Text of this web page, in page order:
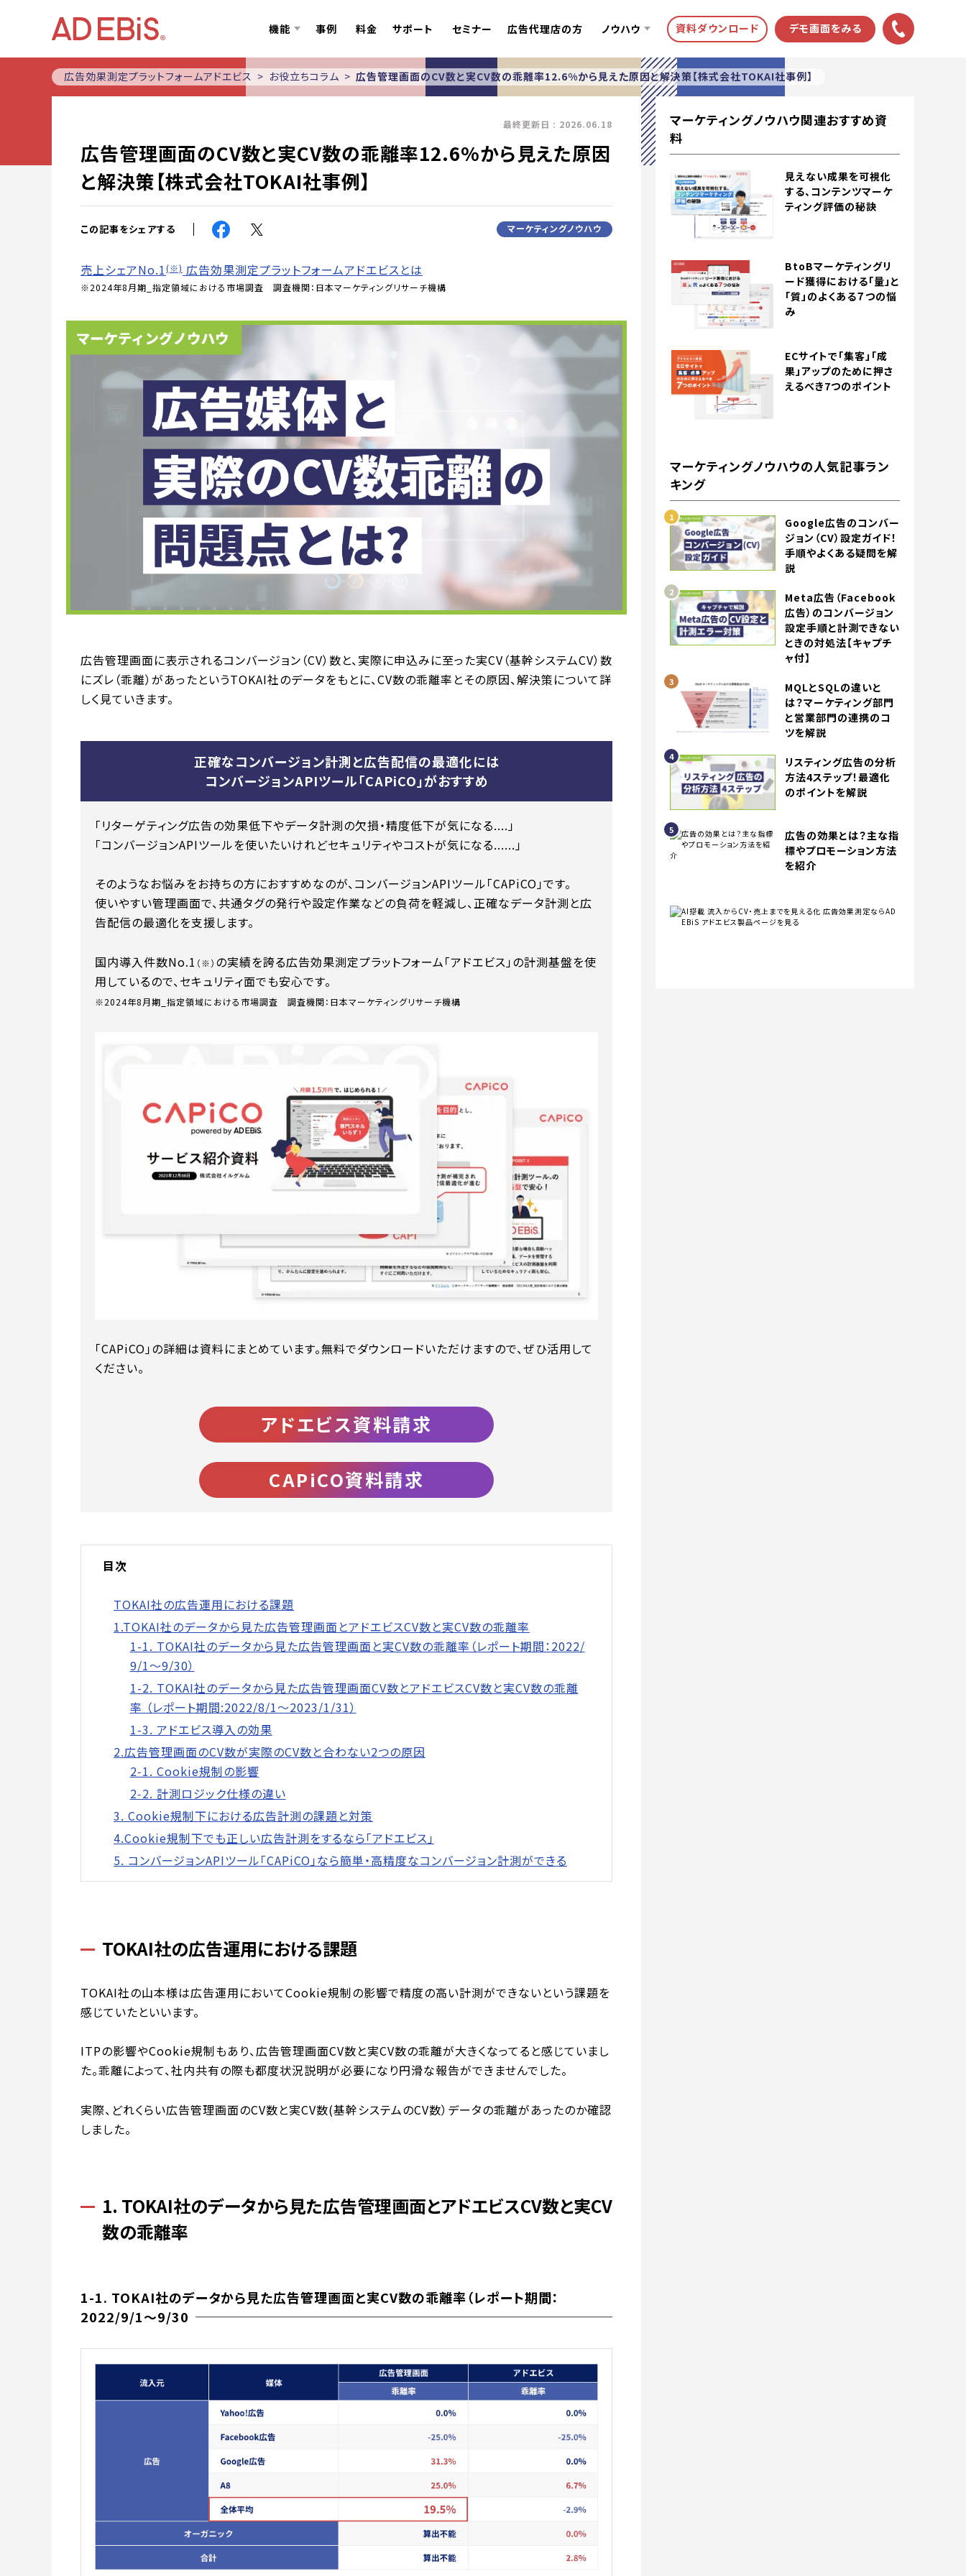
機能 事例 料金 サポート セミナー 広告代理店の方 ノウハウ 資料ダウンロード デモ画面をみる
広告効果測定プラットフォームアドエビス お役立ちコラム 広告管理画面のCV数と実CV数の乖離率12.6%から見えた原因と解決策【株式会社TOKAI社事例】
最終更新日 : 2026.06.18
広告管理画面のCV数と実CV数の乖離率12.6%から見えた原因
と解決策【株式会社TOKAI社事例】
この記事をシェアする マーケティングノウハウ
売上シェアNo.1(※) 広告効果測定プラットフォームアドエビスとは
※2024年8月期_指定領域における市場調査 調査機関：日本マーケティングリサーチ機構
広告管理画面に表示されるコンバージョン（CV）数と、実際に申込みに至った実CV（基幹システムCV）数
にズレ（乖離）があったというTOKAI社のデータをもとに、CV数の乖離率とその原因、解決策について詳
しく見ていきます。
正確なコンバージョン計測と広告配信の最適化には
コンバージョンAPIツール「CAPiCO」がおすすめ
「リターゲティング広告の効果低下やデータ計測の欠損・精度低下が気になる....」
「コンバージョンAPIツールを使いたいけれどセキュリティやコストが気になる......」
そのようなお悩みをお持ちの方におすすめなのが、コンバージョンAPIツール「CAPiCO」です。
使いやすい管理画面で、共通タグの発行や設定作業などの負荷を軽減し、正確なデータ計測と広
告配信の最適化を支援します。
国内導入件数No.1 （※） の実績を誇る広告効果測定プラットフォーム「アドエビス」の計測基盤を使
用しているので、セキュリティ面でも安心です。
※2024年8月期_指定領域における市場調査 調査機関：日本マーケティングリサーチ機構
「CAPiCO」の詳細は資料にまとめています。無料でダウンロードいただけますので、ぜひ活用して
ください。
アドエビス資料請求
CAPiCO資料請求
目次
TOKAI社の広告運用における課題
1.TOKAI社のデータから見た広告管理画面とアドエビスCV数と実CV数の乖離率
1-1. TOKAI社のデータから見た広告管理画面と実CV数の乖離率（レポート期間：2022/
9/1～9/30）
1-2. TOKAI社のデータから見た広告管理画面CV数とアドエビスCV数と実CV数の乖離
率 （レポート期間:2022/8/1～2023/1/31）
1-3. アドエビス導入の効果
2.広告管理画面のCV数が実際のCV数と合わない2つの原因
2‑1. Cookie規制の影響
2‑2. 計測ロジック仕様の違い
3. Cookie規制下における広告計測の課題と対策
4.Cookie規制下でも正しい広告計測をするなら「アドエビス」
5. コンバージョンAPIツール「CAPiCO」なら簡単・高精度なコンバージョン計測ができる
TOKAI社の広告運用における課題
TOKAI社の山本様は広告運用においてCookie規制の影響で精度の高い計測ができないという課題を
感じていたといいます。
ITPの影響やCookie規制もあり、広告管理画面CV数と実CV数の乖離が大きくなってると感じていまし
た。乖離によって、社内共有の際も都度状況説明が必要になり円滑な報告ができませんでした。
実際、どれくらい広告管理画面のCV数と実CV数(基幹システムのCV数）データの乖離があったのか確認
しました。
1. TOKAI社のデータから見た広告管理画面とアドエビスCV数と実CV
数の乖離率
1-1. TOKAI社のデータから見た広告管理画面と実CV数の乖離率（レポート期間：
2022/9/1～9/30
マーケティングノウハウ関連おすすめ資
料
見えない成果を可視化
する、コンテンツマーケ
ティング評価の秘訣
BtoBマーケティングリ
ード獲得における「量」と
「質」のよくある７つの悩
み
ECサイトで「集客」「成
果」アップのために押さ
えるべき7つのポイント
マーケティングノウハウの人気記事ラン
キング
Google広告のコンバー
ジョン（CV）設定ガイド！
手順やよくある疑問を解
説
Meta広告（Facebook
広告）のコンバージョン
設定手順と計測できない
ときの対処法【キャプチ
ャ付】
MQLとSQLの違いと
は？マーケティング部門
と営業部門の連携のコ
ツを解説
リスティング広告の分析
方法4ステップ！最適化
のポイントを解説
広告の効果とは？主な指
標やプロモーション方法
を紹介